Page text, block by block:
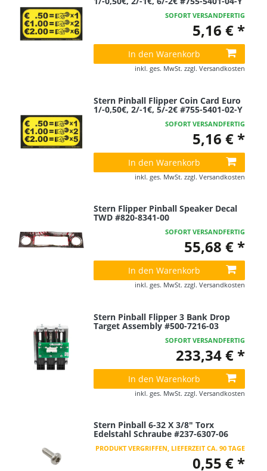
SOFORT VERSANDFERTIG
5,16 € *
In den Warenkorb
inkl. ges. MwSt. zzgl. Versandkosten
Stern Pinball Flipper Coin Card Euro
1/-0,50€, 2/-1€, 5/-2€ #755-5401-02-Y
SOFORT VERSANDFERTIG
5,16 € *
In den Warenkorb
inkl. ges. MwSt. zzgl. Versandkosten
Stern Flipper Pinball Speaker Decal
TWD #820-8341-00
SOFORT VERSANDFERTIG
55,68 € *
In den Warenkorb
inkl. ges. MwSt. zzgl. Versandkosten
Stern Pinball Flipper 3 Bank Drop
Target Assembly #500-7216-03
SOFORT VERSANDFERTIG
233,34 € *
In den Warenkorb
inkl. ges. MwSt. zzgl. Versandkosten
Stern Pinball 6-32 X 3/8" Torx
Edelstahl Schraube #237-6307-06
PRODUKT VERGRIFFEN, LIEFERZEIT CA. 90 TAGE
0,55 € *